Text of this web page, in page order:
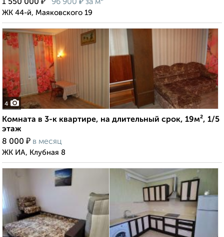
1 550 000
96 900 за м²
ЖК 44-й, Маяковского 19
4
Комната в 3-к квартире, на длительный срок, 19м², 1/5
этаж
8 000 ₽ в месяц
ЖК ИА, Клубная 8